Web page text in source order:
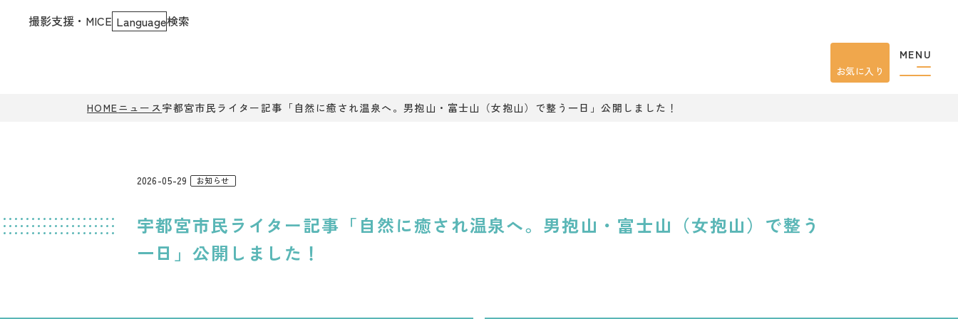
MENU
撮影支援・MICE Language検索
お気に入り
HOMEニュース 宇都宮市民ライター記事「自然に癒され温泉へ。男抱山・富士山（女抱山）で整う一日」公開しました！
宇都宮市民ライター記事「自然に癒され温泉へ。男抱山・富士山（女抱山）で整う
一日」公開しました！
2026-05-29 お知らせ